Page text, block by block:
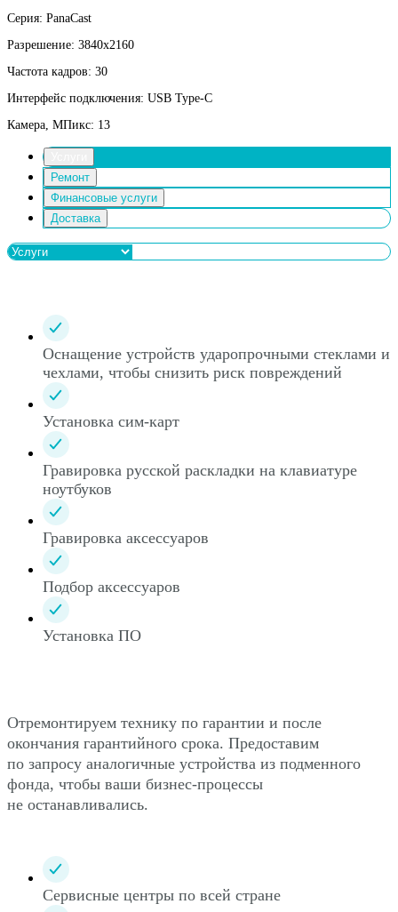
Серия: PanaCast
Разрешение: 3840x2160
Частота кадров: 30
Интерфейс подключения: USB Type-C
Камера, МПикс: 13
Ремонт
Финансовые услуги
Доставка
Оснащение устройств ударопрочными стеклами и
чехлами, чтобы снизить риск повреждений
Установка сим-карт
Гравировка русской раскладки на клавиатуре
ноутбуков
Гравировка аксессуаров
Подбор аксессуаров
Установка ПО
Отремонтируем технику по гарантии и после
окончания гарантийного срока. Предоставим
по запросу аналогичные устройства из подменного
фонда, чтобы ваши бизнес-процессы
не останавливались.
Сервисные центры по всей стране